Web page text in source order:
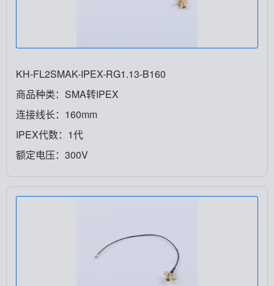
KH-FL2SMAK-IPEX-RG1.13-B160
商品种类：SMA转IPEX
连接线长：160mm
IPEX代数：1代
额定电压：300V